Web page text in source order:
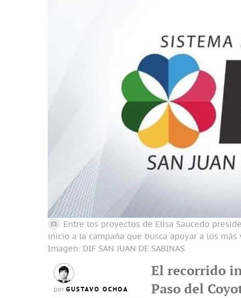
Entre los proyectos de Elisa Saucedo
inicio a la campaña que busca apoyar a los
Imagen: DIF SAN JUAN DE SABINAS
por GUSTAVO OCHOA
El recorrido
Paso del